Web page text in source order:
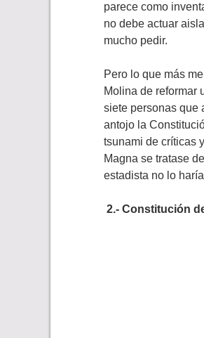
parece como
no debe actuar
mucho pedir.
Pero lo que más
Molina de reformar
siete personas que
antojo la
tsunami de críticas
Magna se tratase
estadista no lo
2.- Constitución